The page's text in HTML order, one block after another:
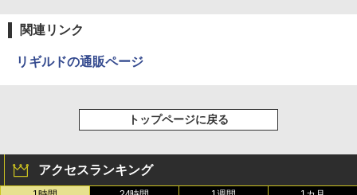
関連リンク
リギルドの通販ページ
トップページに戻る
アクセスランキング